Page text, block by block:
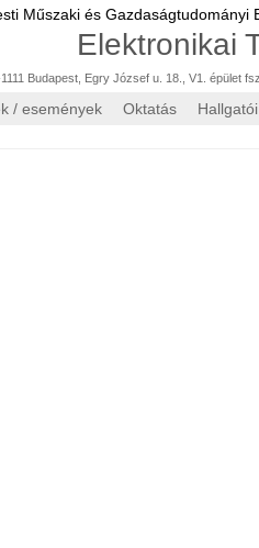
Műszaki és Gazdaságtudományi
Elektronikai
Budapest, Egry József u. 18., V1. épület
/ események Oktatás